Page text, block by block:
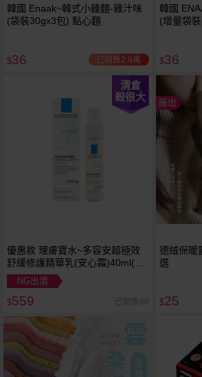
韓國 Enaak~韓式小雞麵-雞汁味
(袋裝30gx3包) 點心麵
$36 已銷售2.9萬
韓國
(增量袋
$36
清倉
殺很大
優惠款 理膚寶水~多容安超極效
舒緩修護精華乳(安心霜)40ml(清
爽型) NG品
NG出清
$559 已銷售40
廠出
德絨保暖
選
$25